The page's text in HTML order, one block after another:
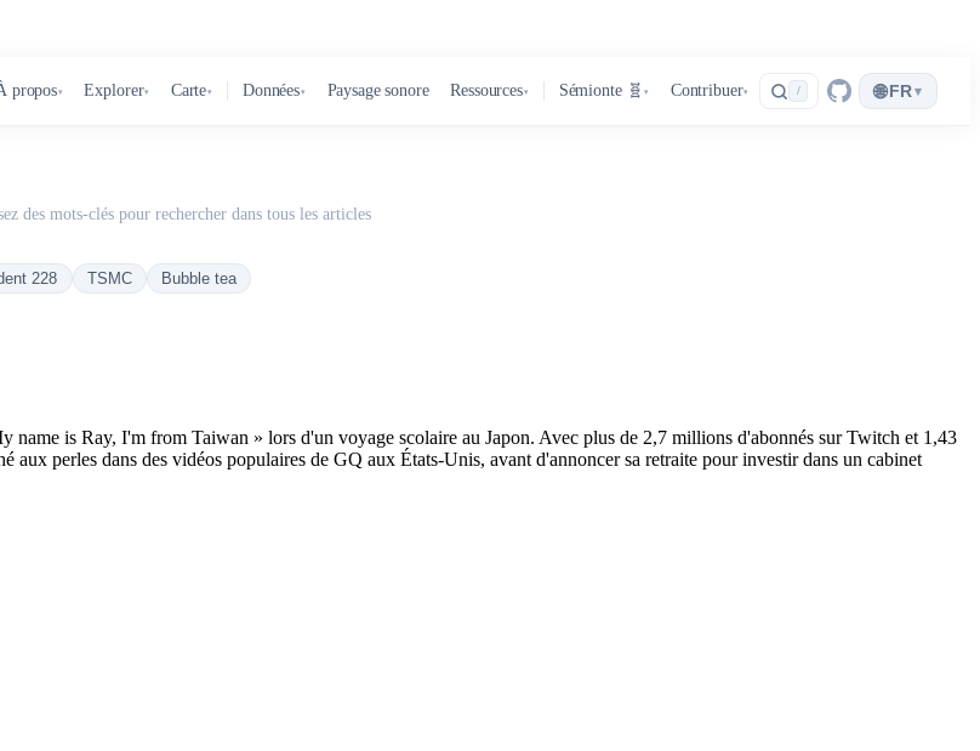
propos▾ Explorer▾ Carte▾ Données▾ Paysage sonore Ressources▾ Sémionte 🧬 ▾ Contribuer▾ / 🌐FR ▾
des mots-clés pour rechercher dans tous les articles
228 TSMC Bubble tea
is Ray, I'm from Taiwan » lors d'un voyage scolaire au Japon. Avec plus de 2,7 millions d'abonnés sur Twitch et 1,43
perles dans des vidéos populaires de GQ aux États-Unis, avant d'annoncer sa retraite pour investir dans un cabinet